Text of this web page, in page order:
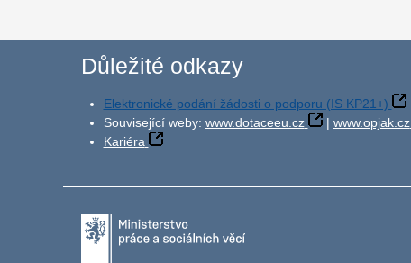
Důležité odkazy
Elektronické podání žádosti o podporu (IS KP21+)
Související weby: www.dotaceeu.cz | www.opjak.cz
Kariéra